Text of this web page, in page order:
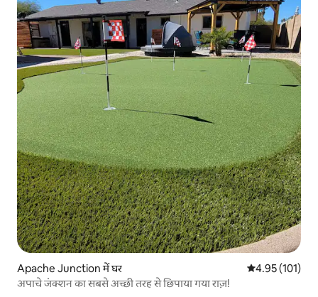
Apache Junction में घर औसत रेटिंग 5 में से
4.95 (101)
अपाचे जंक्शन का सबसे अच्छी तरह से छिपाया गया राज़!